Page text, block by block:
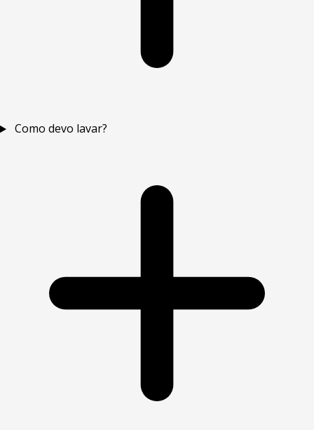
Como devo lavar?